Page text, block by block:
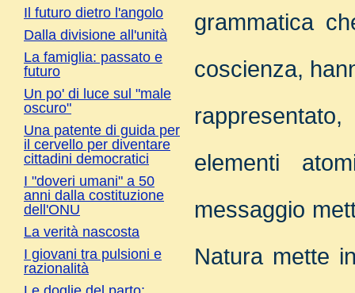
grammatica
coscienza,
elementi
messaggio
Natura mette
Il futuro dietro l'angolo
Dalla divisione all'unità
La famiglia: passato e
futuro
Un po' di luce sul "male
oscuro"
Una patente di guida per
il cervello per diventare
cittadini democratici
I "doveri umani" a 50
anni dalla costituzione
dell'ONU
La verità nascosta
I giovani tra pulsioni e
razionalità